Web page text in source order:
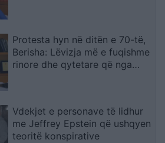
Protesta hyn në ditën e 70-të,
Berisha: Lëvizja më e fuqishme
rinore dhe qytetare që nga
Vdekjet e personave të lidhur
me Jeffrey Epstein që ushqyen
teoritë konspirative